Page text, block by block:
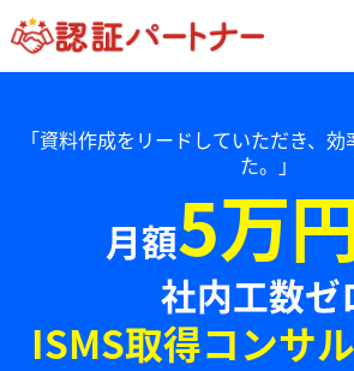
「資料作成をリードしていただき、
た。」
月額5万
社内工数ゼ
ISMS取得コンサ